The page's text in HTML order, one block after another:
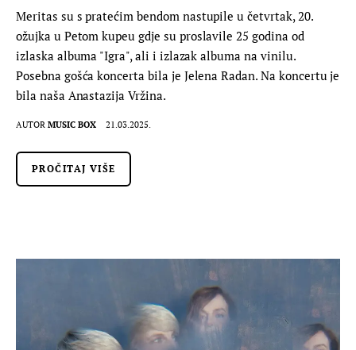
Meritas su s pratećim bendom nastupile u četvrtak, 20.
ožujka u Petom kupeu gdje su proslavile 25 godina od
izlaska albuma "Igra", ali i izlazak albuma na vinilu.
Posebna gošća koncerta bila je Jelena Radan. Na koncertu je
bila naša Anastazija Vržina.
AUTOR MUSIC BOX 21.03.2025.
PROČITAJ VIŠE